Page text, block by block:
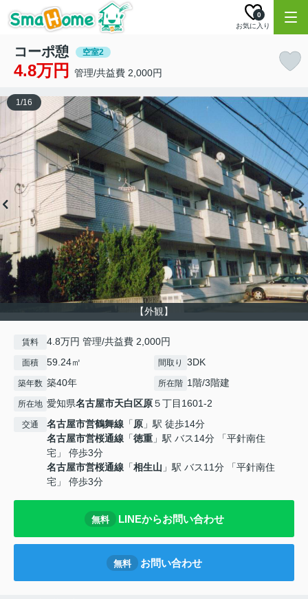
お気に入り
0
コーポ憩 空室2
4.8万円 管理/共益費 2,000円
【外観】
1/16
賃料 4.8万円 管理/共益費 2,000円
面積 59.24㎡ 間取り 3DK
築年数 築40年 所在階 1階/3階建
所在地 愛知県名古屋市天白区原５丁目1601-2
交通 名古屋市営鶴舞線 「原 」駅 徒歩14分
名古屋市営桜通線 「徳重 」駅 バス14分 「平針南住
宅」 停歩3分
名古屋市営桜通線 「相生山 」駅 バス11分 「平針南住
宅」 停歩3分
無料 LINEからお問い合わせ
無料 お問い合わせ